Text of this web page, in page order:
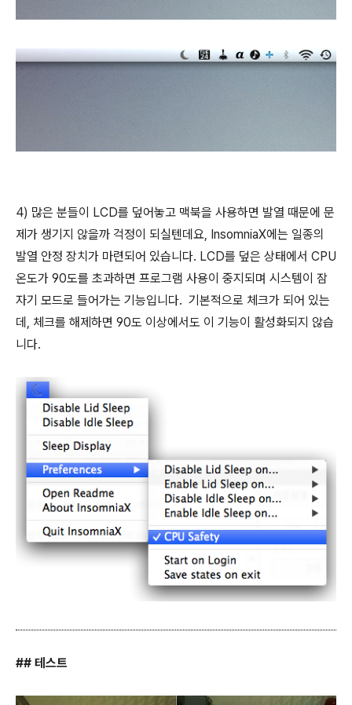
4) 많은 분들이 LCD를 덮어놓고 맥북을 사용하면 발열 때문에 문
제가 생기지 않을까 걱정이 되실텐데요, InsomniaX에는 일종의
발열 안정 장치가 마련되어 있습니다. LCD를 덮은 상태에서 CPU
온도가 90도를 초과하면 프로그램 사용이 중지되며 시스템이 잠
자기 모드로 들어가는 기능입니다. 기본적으로 체크가 되어 있는
데, 체크를 해제하면 90도 이상에서도 이 기능이 활성화되지 않습
니다.
## 테스트